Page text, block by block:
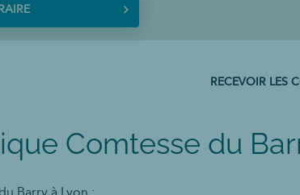
RECEVOIR LES
RECEVOIR
Comtesse du